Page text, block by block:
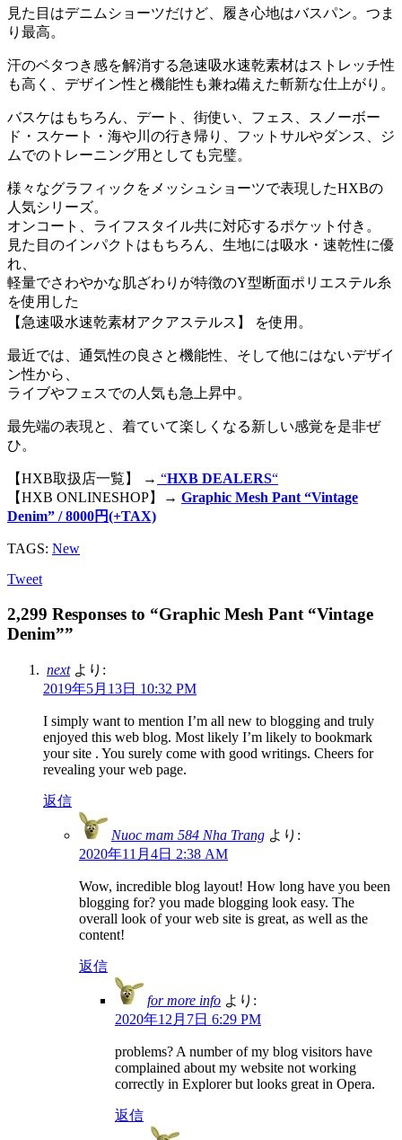
見た目はデニムショーツだけど、履き心地はバスパン。つま
り最高。
汗のベタつき感を解消する急速吸水速乾素材はストレッチ性
も高く、デザイン性と機能性も兼ね備えた斬新な仕上がり。
バスケはもちろん、デート、街使い、フェス、スノーボー
ド・スケート・海や川の行き帰り、フットサルやダンス、ジ
ムでのトレーニング用としても完璧。
様々なグラフィックをメッシュショーツで表現したHXBの
人気シリーズ。
オンコート、ライフスタイル共に対応するポケット付き。
見た目のインパクトはもちろん、生地には吸水・速乾性に優
れ、
軽量でさわやかな肌ざわりが特徴のY型断面ポリエステル糸
を使用した
【急速吸水速乾素材アクアステルス】 を使用。
最近では、通気性の良さと機能性、そして他にはないデザイ
ン性から、
ライブやフェスでの人気も急上昇中。
最先端の表現と、着ていて楽しくなる新しい感覚を是非ぜ
ひ。
【HXB取扱店一覧】 → “HXB DEALERS“
【HXB ONLINESHOP】→ Graphic Mesh Pant “Vintage
Denim” / 8000円(+TAX)
TAGS: New
Tweet
2,299 Responses to “Graphic Mesh Pant “Vintage
Denim””
next より:
2019年5月13日 10:32 PM
I simply want to mention I’m all new to blogging and truly
enjoyed this web blog. Most likely I’m likely to bookmark
your site . You surely come with good writings. Cheers for
revealing your web page.
返信
Nuoc mam 584 Nha Trang より:
2020年11月4日 2:38 AM
Wow, incredible blog layout! How long have you been
blogging for? you made blogging look easy. The
overall look of your web site is great, as well as the
content!
返信
for more info より:
2020年12月7日 6:29 PM
problems? A number of my blog visitors have
complained about my website not working
correctly in Explorer but looks great in Opera.
返信